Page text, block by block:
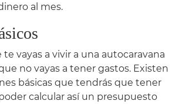
al mes.
vayas a vivir a una autocaravana
no vayas a tener gastos. Existen
básicas que tendrás que tener
calcular así un presupuesto